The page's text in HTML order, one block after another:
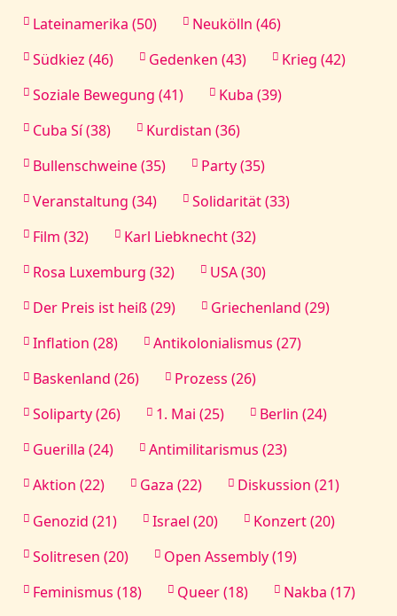
Lateinamerika (50)
Neukölln (46)
Südkiez (46)
Gedenken (43)
Krieg (42)
Soziale Bewegung (41)
Kuba (39)
Cuba Sí (38)
Kurdistan (36)
Bullenschweine (35)
Party (35)
Veranstaltung (34)
Solidarität (33)
Film (32)
Karl Liebknecht (32)
Rosa Luxemburg (32)
USA (30)
Der Preis ist heiß (29)
Griechenland (29)
Inflation (28)
Antikolonialismus (27)
Baskenland (26)
Prozess (26)
Soliparty (26)
1. Mai (25)
Berlin (24)
Guerilla (24)
Antimilitarismus (23)
Aktion (22)
Gaza (22)
Diskussion (21)
Genozid (21)
Israel (20)
Konzert (20)
Solitresen (20)
Open Assembly (19)
Feminismus (18)
Queer (18)
Nakba (17)